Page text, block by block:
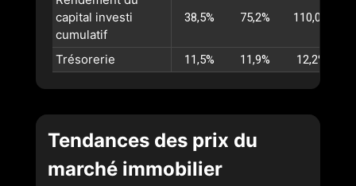
capital investi
cumulatif
38,5% 75,2% 110,0%
Trésorerie 11,5% 11,9% 12,2%
Tendances des prix du
marché immobilier